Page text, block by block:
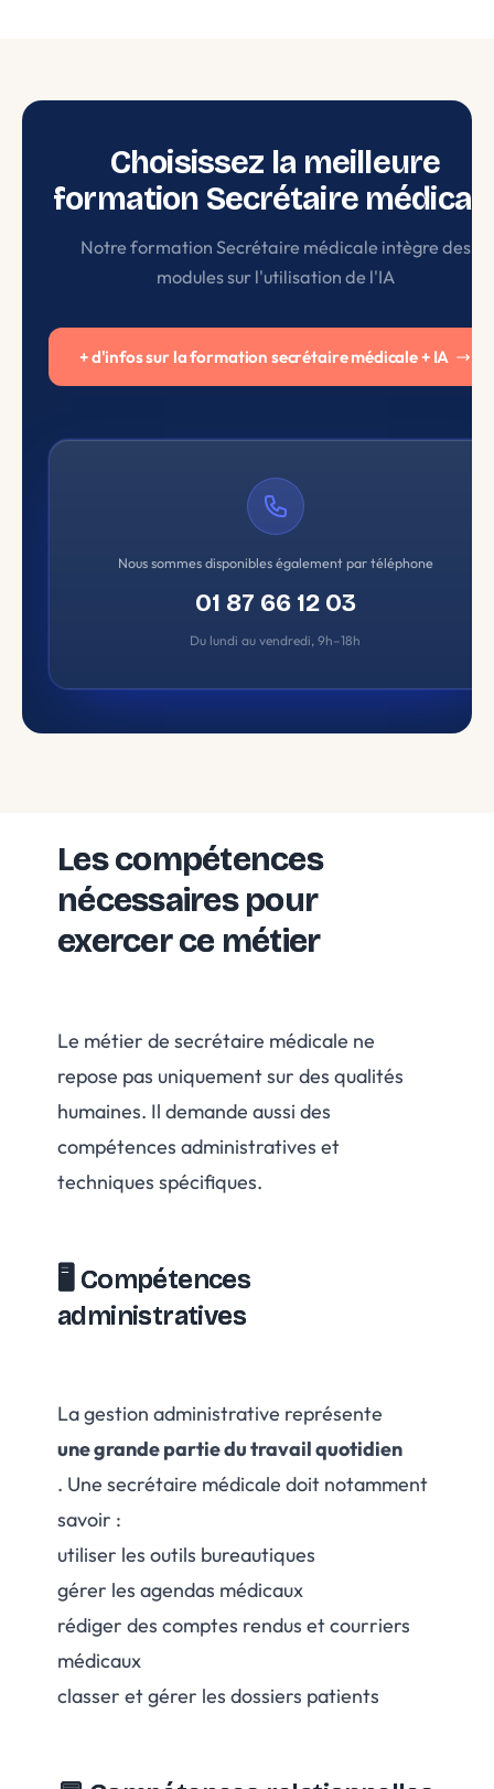
Choisissez la meilleure
formation Secrétaire
Notre formation Secrétaire médicale intègre des
modules sur l'utilisation de l'IA
+ d'infos sur la formation secrétaire médicale + IA
Nous sommes disponibles également par téléphone
01 87 66 12 03
Du lundi au vendredi, 9h–18h
Les compétences
nécessaires pour
exercer ce métier
Le métier de secrétaire médicale ne
repose pas uniquement sur des qualités
humaines. Il demande aussi des
compétences administratives et
techniques spécifiques.
🖥 Compétences
administratives
La gestion administrative représente
une grande partie du travail quotidien
. Une secrétaire médicale doit notamment
savoir :
utiliser les outils bureautiques
gérer les agendas médicaux
rédiger des comptes rendus et courriers
médicaux
classer et gérer les dossiers patients